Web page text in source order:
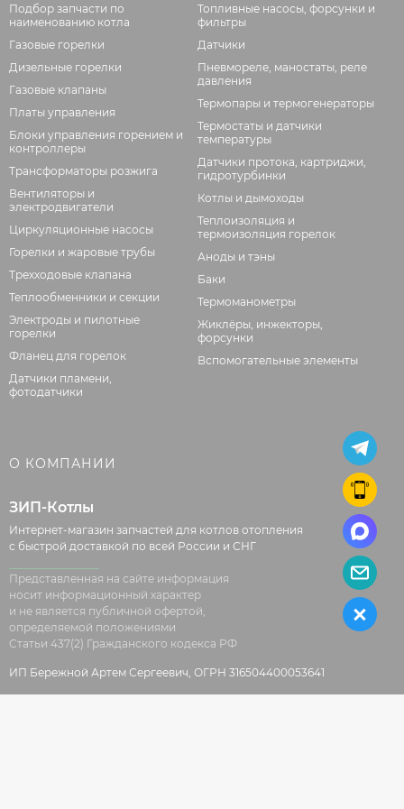
Подбор запчасти по
наименованию котла
Газовые горелки
Дизельные горелки
Газовые клапаны
Платы управления
Блоки управления горением и
контроллеры
Трансформаторы розжига
Вентиляторы и
электродвигатели
Циркуляционные насосы
Горелки и жаровые трубы
Трехходовые клапана
Теплообменники и секции
Электроды и пилотные
горелки
Фланец для горелок
Датчики пламени,
фотодатчики
Топливные насосы, форсунки и
фильтры
Датчики
Пневмореле, маностаты, реле
давления
Термопары и термогенераторы
Термостаты и датчики
температуры
Датчики протока, картриджи,
гидротурбинки
Котлы и дымоходы
Теплоизоляция и
термоизоляция горелок
Аноды и тэны
Баки
Термоманометры
Жиклёры, инжекторы,
форсунки
Вспомогательные элементы
О КОМПАНИИ
ЗИП-Котлы
Интернет-магазин запчастей для котлов отопления
с быстрой доставкой по всей России и СНГ
Представленная на сайте информация
носит информационный характер
и не является публичной офертой,
определяемой положениями
Статьи 437(2) Гражданского кодекса РФ
ИП Бережной Артем Сергеевич, ОГРН 316504400053641